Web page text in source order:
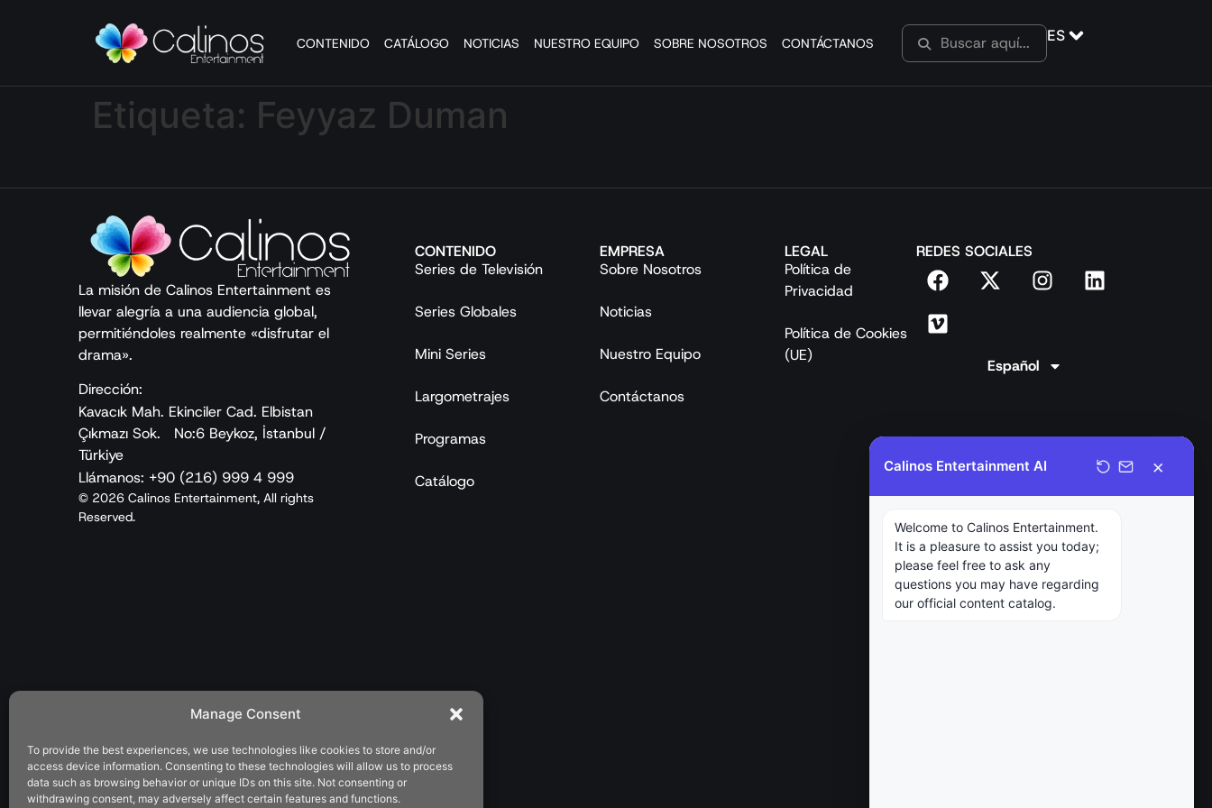
Manage Consent
To provide the best experiences, we use technologies like cookies to store and/or
access device information. Consenting to these technologies will allow us to process
data such as browsing behavior or unique IDs on this site. Not consenting or
withdrawing consent, may adversely affect certain features and functions.
CONTENIDO CATÁLOGO NOTICIAS NUESTRO EQUIPO SOBRE NOSOTROS CONTÁCTANOS ES
Etiqueta: Feyyaz Duman
La misión de Calinos Entertainment es
llevar alegría a una audiencia global,
permitiéndoles realmente «disfrutar el
drama».
Dirección:
Kavacık Mah. Ekinciler Cad. Elbistan
Çıkmazı Sok. No:6 Beykoz, İstanbul /
Türkiye
Llámanos: +90 (216) 999 4 999
© 2026 Calinos Entertainment, All rights
Reserved.
CONTENIDO
Series de Televisión
Series Globales
Mini Series
Largometrajes
Programas
Catálogo
EMPRESA
Sobre Nosotros
Noticias
Nuestro Equipo
Contáctanos
LEGAL
Política de
Privacidad
Política de Cookies
(UE)
REDES SOCIALES
Español
Calinos Entertainment AI ×
Welcome to Calinos Entertainment.
It is a pleasure to assist you today;
please feel free to ask any
questions you may have regarding
our official content catalog.